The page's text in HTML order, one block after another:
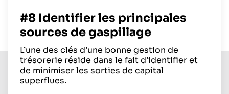
#8 Identifier les principales
sources de gaspillage
L’une des clés d’une bonne gestion de
trésorerie réside dans le fait d’identifier et
de minimiser les sorties de capital
superflues.